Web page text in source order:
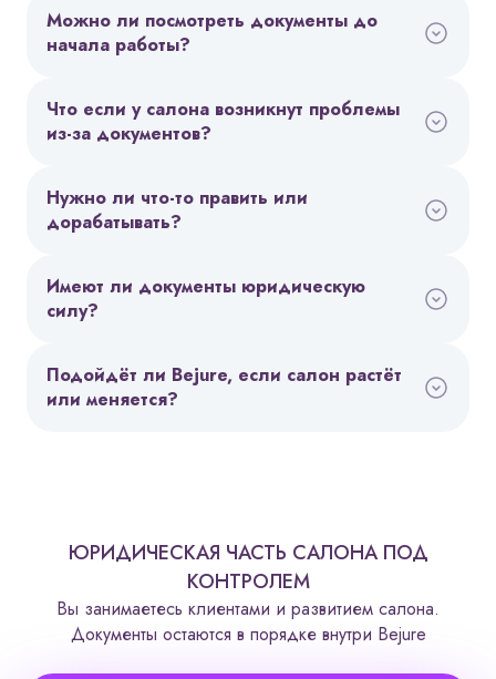
Можно ли посмотреть документы до
начала работы?
Что если у салона возникнут проблемы
из-за документов?
Нужно ли что-то править или
дорабатывать?
Имеют ли документы юридическую
силу?
Подойдёт ли Bejure, если салон растёт
или меняется?
ЮРИДИЧЕСКАЯ ЧАСТЬ САЛОНА ПОД
КОНТРОЛЕМ
Вы занимаетесь клиентами и развитием салона.
Документы остаются в порядке внутри Bejure